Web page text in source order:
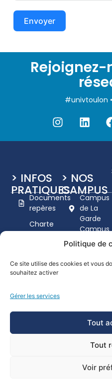
Politique de
Ce site utilise des cookies et vous
souhaitez activer
Gérer les services
Tout
Tout
Voir
Envoyer
#univtoulon
> NOS
CAMPUS
Campus
de La
Garde
Campus
de Toulon
- Porte
d'Italie
> INFOS
PRATIQUES
Documents
repères
Charte
Nous
recrutons
Accessibilité